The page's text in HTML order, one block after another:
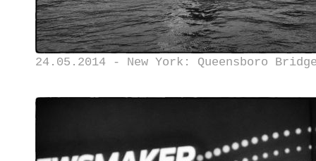
24.05.2014 - New York: Queensboro